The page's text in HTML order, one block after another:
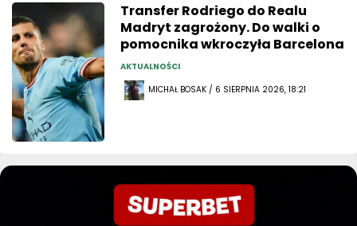
Transfer Rodriego do Realu
Madryt zagrożony. Do walki o
pomocnika wkroczyła Barcelona
AKTUALNOŚCI
MICHAŁ BOSAK / 6 SIERPNIA 2026, 18:21